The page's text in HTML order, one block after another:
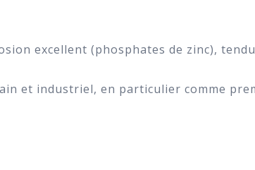
excellent (phosphates de zinc),
et industriel, en particulier comme